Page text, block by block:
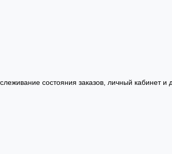
состояния заказов, личный кабинет и